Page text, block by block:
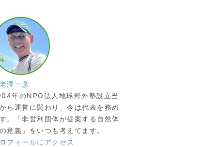
澤一彦
年のNPO法人地球野外塾設立当
ら運営に関わり、今は代表を務め
。「非営利団体が提案する自然体
意義」をいつも考えてます。
フィールにアクセス